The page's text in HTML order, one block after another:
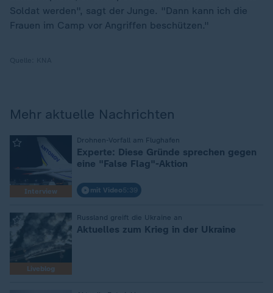
Soldat werden", sagt der Junge. "Dann kann ich die
Frauen im Camp vor Angriffen beschützen."
Mehr aktuelle Nachrichten
Interview
Drohnen-Vorfall am Flughafen
Experte: Diese Gründe sprechen gegen
eine "False Flag"-Aktion
mit Video5:39
Liveblog
Russland greift die Ukraine an
Aktuelles zum Krieg in der Ukraine